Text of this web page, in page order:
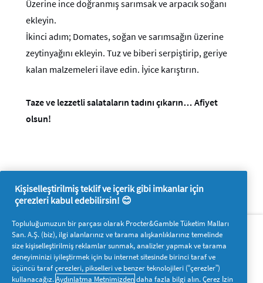
Üzerine ince doğranmış sarımsak ve arpacık soğanı
ekleyin.
İkinci adım; Domates, soğan ve sarımsağın üzerine
zeytinyağını ekleyin. Tuz ve biberi serpiştirip, geriye
kalan malzemeleri ilave edin. İyice karıştırın.
Taze ve lezzetli salataların tadını çıkarın… Afiyet
olsun!
Hakkımızda
P&G'ye ulaşın
Pg.com.tr’yi ziyaret edin
Bizi takip edin
Kişiselleştirilmiş teklif ve içerik gibi imkanlar için
çerezleri kabul edebilirsin! 😊
Topluluğumuzun bir parçası olarak Procter&Gamble Tüketim Malları
San. A.Ş. (biz), ilgi alanlarınız ve tarama alışkanlıklarınız temelinde
size kişiselleştirilmiş reklamlar sunmak, analizler yapmak ve tarama
deneyiminizi iyileştirmek için bu internet sitesinde birinci taraf ve
üçüncü taraf çerezleri, pikselleri ve benzer teknolojileri (“çerezler”)
kullanacağız.Aydınlatma Metnimizdendaha fazla bilgi alın. Çerez İzin